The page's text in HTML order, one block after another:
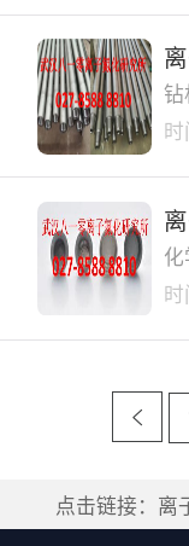
钻
时
点击链接：